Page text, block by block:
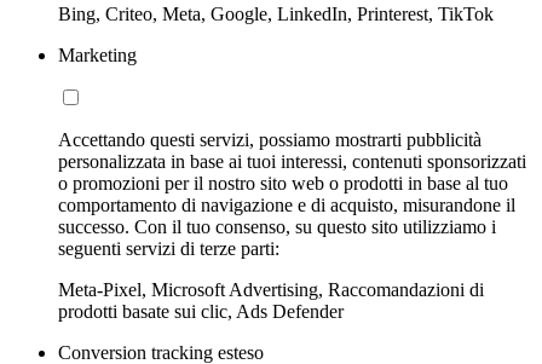
Bing, Criteo, Meta, Google, LinkedIn, Printerest, TikTok
Marketing
Accettando questi servizi, possiamo mostrarti pubblicità
personalizzata in base ai tuoi interessi, contenuti sponsorizzati
o promozioni per il nostro sito web o prodotti in base al tuo
comportamento di navigazione e di acquisto, misurandone il
successo. Con il tuo consenso, su questo sito utilizziamo i
seguenti servizi di terze parti:
Meta-Pixel, Microsoft Advertising, Raccomandazioni di
prodotti basate sui clic, Ads Defender
Conversion tracking esteso